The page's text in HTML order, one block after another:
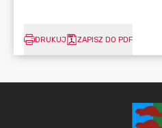
DRUKUJ ZAPISZ DO PDF